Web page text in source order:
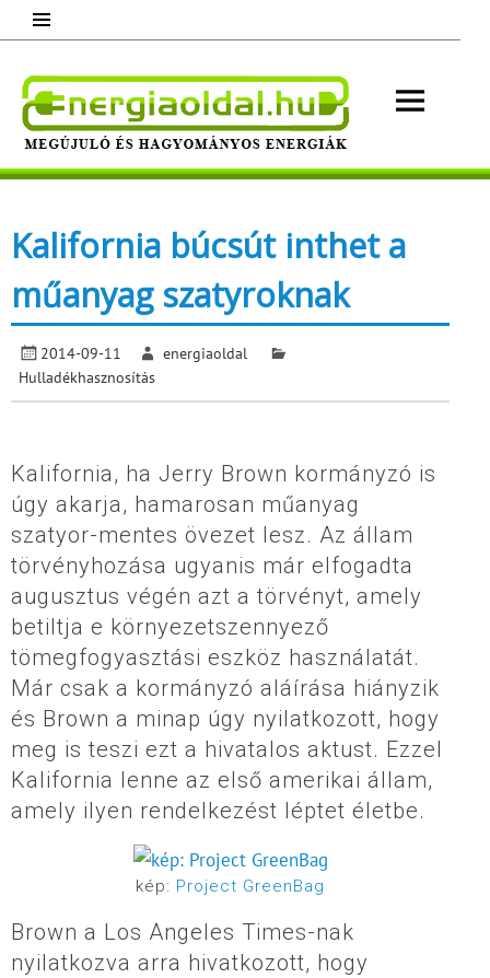
content
Megújuló és hagyományos energiák.
Kalifornia búcsút inthet a
műanyag szatyroknak
2014-09-11
energiaoldal
Hulladékhasznosítás
Kalifornia, ha Jerry Brown kormányzó is
úgy akarja, hamarosan műanyag
szatyor-mentes övezet lesz. Az állam
törvényhozása ugyanis már elfogadta
augusztus végén azt a törvényt, amely
betiltja e környezetszennyező
tömegfogyasztási eszköz használatát.
Már csak a kormányzó aláírása hiányzik
és Brown a minap úgy nyilatkozott, hogy
meg is teszi ezt a hivatalos aktust. Ezzel
Kalifornia lenne az első amerikai állam,
amely ilyen rendelkezést léptet életbe.
kép: Project GreenBag
Brown a Los Angeles Times-nak
nyilatkozva arra hivatkozott, hogy